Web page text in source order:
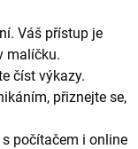
Váš přístup je
malíčku.
číst výkazy.
přiznejte se,
počítačem i online